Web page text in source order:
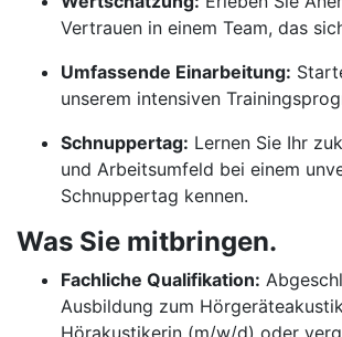
Vertrauen in einem Team, das
Umfassende Einarbeitung:
unserem intensiven
Schnuppertag: Lernen Sie Ihr
und Arbeitsumfeld bei einem
Schnuppertag kennen.
Was Sie mitbringen.
Fachliche Qualifikation:
Ausbildung zum
Hörakustikerin (m/w/d) oder